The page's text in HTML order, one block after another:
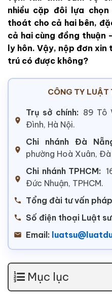
nhiều cặp đôi lựa
thoát cho cả hai bên,
cả hai cùng đồng thuận
ly hôn. Vậy, nộp đơn
trú có được không?
CÔNG TY LUẬT
Trụ sở chính: 89 Tô
Đình, Hà Nội.
Chi nhánh Đà
phường Hoà Xuân, Đà
Chi nhánh TPHCM:
Đức Nhuận, TPHCM.
Tổng đài tư vấn
Số điện thoại Luật
Email:
Mục lục